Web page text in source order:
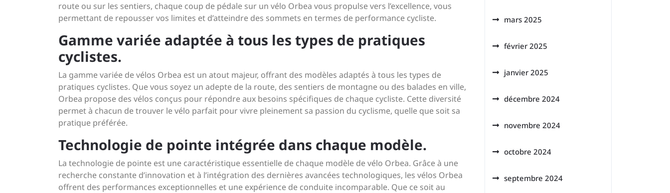
route ou sur les sentiers, chaque coup de pédale sur un vélo Orbea vous propulse vers l’excellence, vous
permettant de repousser vos limites et d’atteindre des sommets en termes de performance cycliste.
Gamme variée adaptée à tous les types de pratiques
cyclistes.
La gamme variée de vélos Orbea est un atout majeur, offrant des modèles adaptés à tous les types de
pratiques cyclistes. Que vous soyez un adepte de la route, des sentiers de montagne ou des balades en ville,
Orbea propose des vélos conçus pour répondre aux besoins spécifiques de chaque cycliste. Cette diversité
permet à chacun de trouver le vélo parfait pour vivre pleinement sa passion du cyclisme, quelle que soit sa
pratique préférée.
Technologie de pointe intégrée dans chaque modèle.
La technologie de pointe est une caractéristique essentielle de chaque modèle de vélo Orbea. Grâce à une
recherche constante d’innovation et à l’intégration des dernières avancées technologiques, les vélos Orbea
offrent des performances exceptionnelles et une expérience de conduite incomparable. Que ce soit au
mars 2025
février 2025
janvier 2025
décembre 2024
novembre 2024
octobre 2024
septembre 2024